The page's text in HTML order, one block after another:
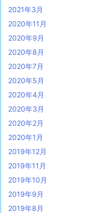
2021年3月
2020年11月
2020年9月
2020年8月
2020年7月
2020年5月
2020年4月
2020年3月
2020年2月
2020年1月
2019年12月
2019年11月
2019年10月
2019年9月
2019年8月